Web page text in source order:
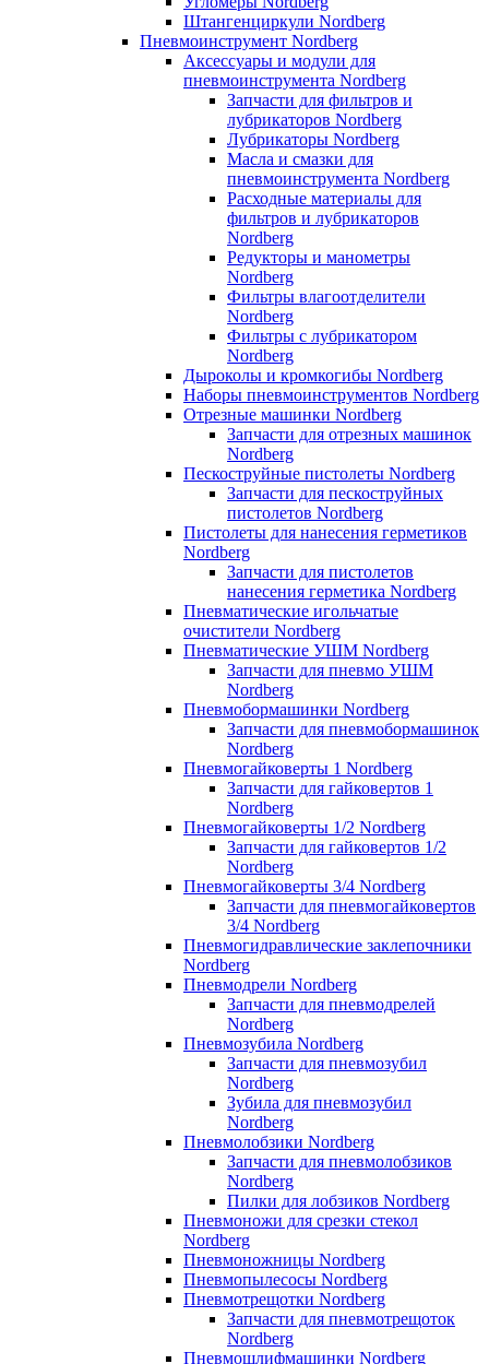
Штангенциркули Nordberg
Пневмоинструмент Nordberg
Аксессуары и модули для
пневмоинструмента Nordberg
Запчасти для фильтров и
лубрикаторов Nordberg
Лубрикаторы Nordberg
Масла и смазки для
пневмоинструмента Nordberg
Расходные материалы для
фильтров и лубрикаторов
Nordberg
Редукторы и манометры
Nordberg
Фильтры влагоотделители
Nordberg
Фильтры с лубрикатором
Nordberg
Дыроколы и кромкогибы Nordberg
Наборы пневмоинструментов Nordberg
Отрезные машинки Nordberg
Запчасти для отрезных машинок
Nordberg
Пескоструйные пистолеты Nordberg
Запчасти для пескоструйных
пистолетов Nordberg
Пистолеты для нанесения герметиков
Nordberg
Запчасти для пистолетов
нанесения герметика Nordberg
Пневматические игольчатые
очистители Nordberg
Пневматические УШМ Nordberg
Запчасти для пневмо УШМ
Nordberg
Пневмобормашинки Nordberg
Запчасти для пневмобормашинок
Nordberg
Пневмогайковерты 1 Nordberg
Запчасти для гайковертов 1
Nordberg
Пневмогайковерты 1/2 Nordberg
Запчасти для гайковертов 1/2
Nordberg
Пневмогайковерты 3/4 Nordberg
Запчасти для пневмогайковертов
3/4 Nordberg
Пневмогидравлические заклепочники
Nordberg
Пневмодрели Nordberg
Запчасти для пневмодрелей
Nordberg
Пневмозубила Nordberg
Запчасти для пневмозубил
Nordberg
Зубила для пневмозубил
Nordberg
Пневмолобзики Nordberg
Запчасти для пневмолобзиков
Nordberg
Пилки для лобзиков Nordberg
Пневмоножи для срезки стекол
Nordberg
Пневмоножницы Nordberg
Пневмопылесосы Nordberg
Пневмотрещотки Nordberg
Запчасти для пневмотрещоток
Nordberg
Пневмошлифмашинки Nordberg